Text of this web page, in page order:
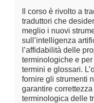
Il corso è rivolto a
traduttori che
meglio i nuovi
sull’intelligenza
l’affidabilità delle
terminologiche e
termini e glossari.
fornire gli strumenti
garantire
terminologica delle